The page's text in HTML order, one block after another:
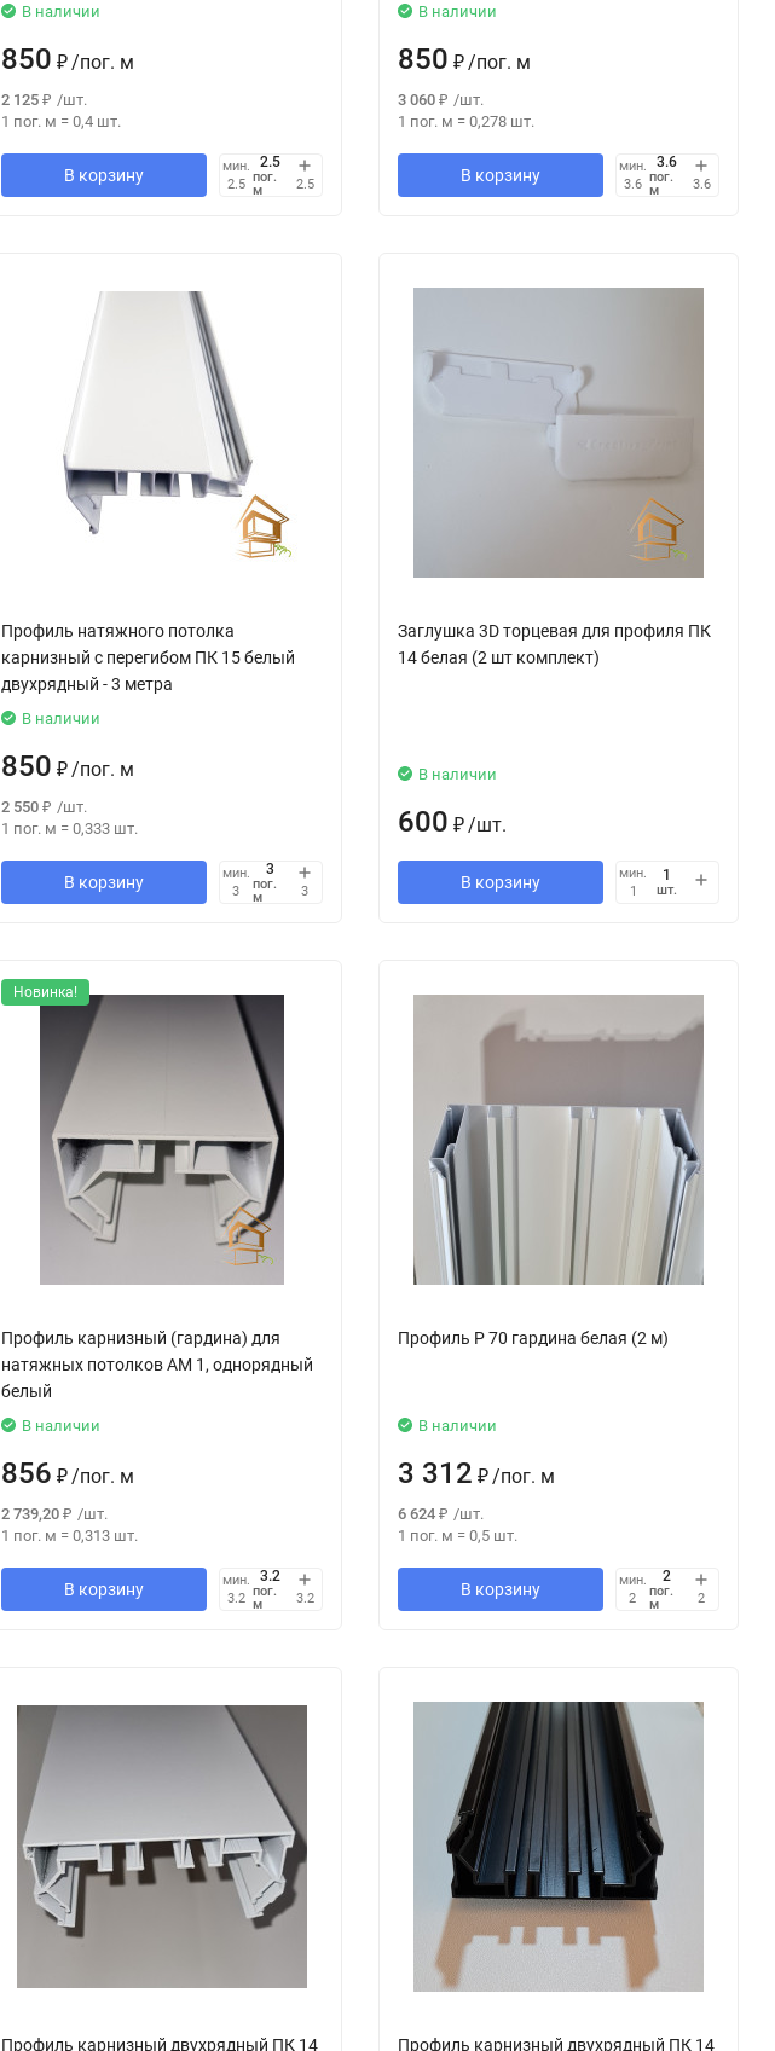
В наличии
850 ₽/пог. м
2 125 ₽ /шт.
1 пог. м = 0,4 шт.
В корзину
мин.
2.5 пог.
м
2.5
В наличии
850 ₽/пог. м
3 060 ₽ /шт.
1 пог. м = 0,278 шт.
В корзину
мин.
3.6 пог.
м
3.6
Профиль натяжного потолка
карнизный с перегибом ПК 15 белый
двухрядный - 3 метра
В наличии
850 ₽/пог. м
2 550 ₽ /шт.
1 пог. м = 0,333 шт.
В корзину
мин.
3
пог.
м
3
Заглушка 3D торцевая для профиля ПК
14 белая (2 шт комплект)
В наличии
600 ₽/шт.
В корзину
мин.
1
шт.
Новинка!
Профиль карнизный (гардина) для
натяжных потолков АМ 1, однорядный
белый
В наличии
856 ₽ /пог. м
2 739,20 ₽ /шт.
1 пог. м = 0,313 шт.
В корзину
мин.
3.2 пог.
м
3.2
Профиль P 70 гардина белая (2 м)
В наличии
3 312 ₽ /пог. м
6 624 ₽ /шт.
1 пог. м = 0,5 шт.
В корзину
мин.
2
пог.
м
2
Профиль карнизный двухрядный ПК 14 Профиль карнизный двухрядный ПК 14